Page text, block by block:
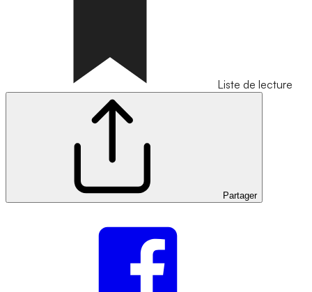
Liste de lecture
Partager